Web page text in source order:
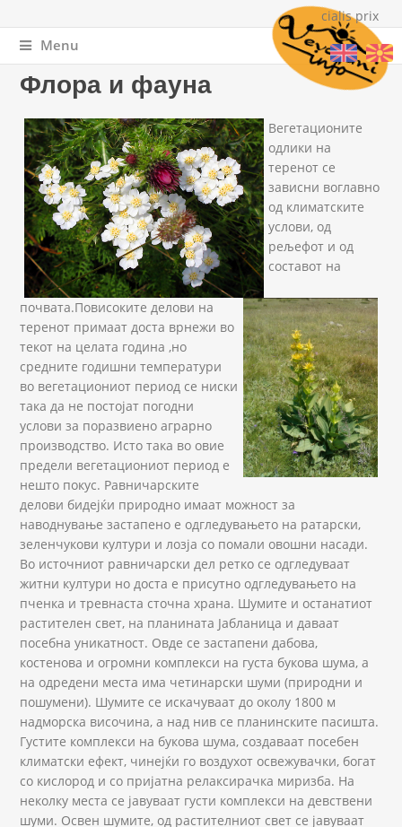
cialis prix
Menu
You are here
Home»За Вевчани
Флора и фауна
IMG_3075.JPG
IMG_20110711_104647.jpg
Вегетационите
одлики на
теренот се
зависни воглавно
од климатските
услови, од
рељефот и од
составот на
почвата.Повисоките делови на
теренот примаат доста врнежи во
текот на целата година ,но
средните годишни температури
во вегетациониот период се ниски
така да не постојат погодни
услови за поразвиено аграрно
производство. Исто така во овие
предели вегетациониот период е
нешто покус. Равничарските
делови бидејќи природно имаат можност за
наводнување застапено е одгледувањето на ратарски,
зеленчукови култури и лозја со помали овошни насади.
Во источниот равничарски дел ретко се одгледуваат
житни култури но доста е присутно одгледувањето на
пченка и тревнаста сточна храна. Шумите и останатиот
растителен свет, на планината Јабланица и даваат
посебна уникатност. Овде се застапени дабова,
костенова и огромни комплекси на густа букова шума, а
на одредени места има четинарски шуми (природни и
пошумени). Шумите се искачуваат до околу 1800 м
надморска височина, а над нив се планинските пасишта.
Густите комплекси на букова шума, создаваат посебен
климатски ефект, чинејќи го воздухот освежувачки, богат
со кислород и со пријатна релаксирачка миризба. На
неколку места се јавуваат густи комплекси на девствени
шуми. Освен шумите, од растителниот свет се јавуваат